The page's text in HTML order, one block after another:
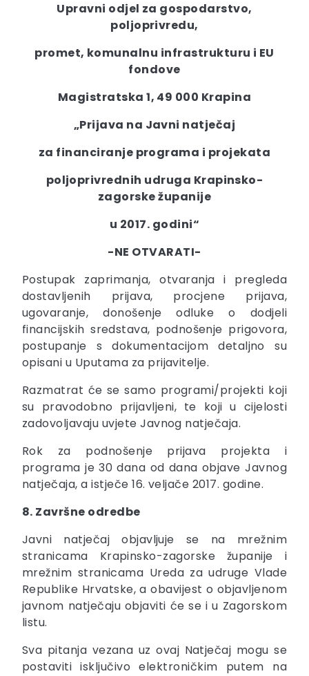
Upravni odjel za gospodarstvo,
poljoprivredu,
promet, komunalnu infrastrukturu i EU
fondove
Magistratska 1, 49 000 Krapina
„Prijava na Javni natječaj
za financiranje programa i projekata
poljoprivrednih udruga Krapinsko-
zagorske županije
u 2017. godini“
-NE OTVARATI-
Postupak zaprimanja, otvaranja i pregleda
dostavljenih prijava, procjene prijava,
ugovaranje, donošenje odluke o dodjeli
financijskih sredstava, podnošenje prigovora,
postupanje s dokumentacijom detaljno su
opisani u Uputama za prijavitelje.
Razmatrat će se samo programi/projekti koji
su pravodobno prijavljeni, te koji u cijelosti
zadovoljavaju uvjete Javnog natječaja.
Rok za podnošenje prijava projekta i
programa je 30 dana od dana objave Javnog
natječaja, a istječe 16. veljače 2017. godine.
8. Završne odredbe
Javni natječaj objavljuje se na mrežnim
stranicama Krapinsko-zagorske županije i
mrežnim stranicama Ureda za udruge Vlade
Republike Hrvatske, a obavijest o objavljenom
javnom natječaju objaviti će se i u Zagorskom
listu.
Sva pitanja vezana uz ovaj Natječaj mogu se
postaviti isključivo elektroničkim putem na